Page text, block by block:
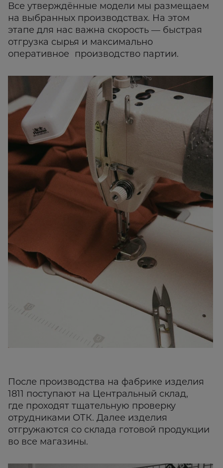
Все утверждённые модели мы размещаем
на выбранных производствах. На этом
этапе для нас важна скорость — быстрая
отгрузка сырья и максимально
оперативное производство партии.
После производства на фабрике изделия
1811 поступают на Центральный склад,
где проходят тщательную проверку
отрудниками ОТК. Далее изделия
отгружаются со склада готовой продукции
во все магазины.